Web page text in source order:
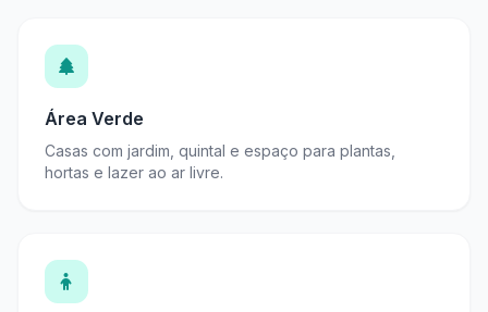
Área Verde
Casas com jardim, quintal e espaço para plantas,
hortas e lazer ao ar livre.